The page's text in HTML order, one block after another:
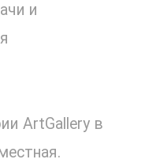
и
ArtGallery в